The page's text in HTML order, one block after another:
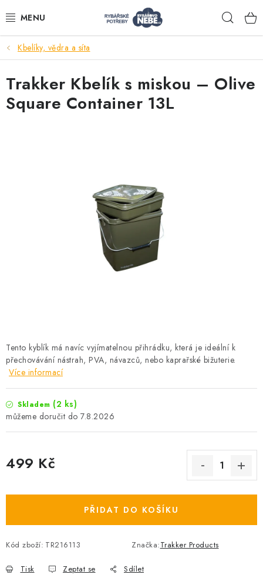
na
Akce
Navijáky
Péče o rybu
Lov s lodí
Kbelíky, vědra a síta
Tento kyblík má navíc vyjímatelnou přihrádku, která je ideální k
přechovávání nástrah, PVA, návazců, nebo kaprařské bižuterie.
Více informací
Skladem (2 ks)
7.8.2026
499 Kč
PŘIDAT DO KOŠÍKU
Kód zboží: TR216113 Značka:Trakker Products
Tisk Zeptat se Sdílet
Trakker Kbelík s miskou – Olive
Square Container 13L